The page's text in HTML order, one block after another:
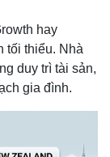
hay
tối thiểu. Nhà
duy trì tài sản,
gia đình.